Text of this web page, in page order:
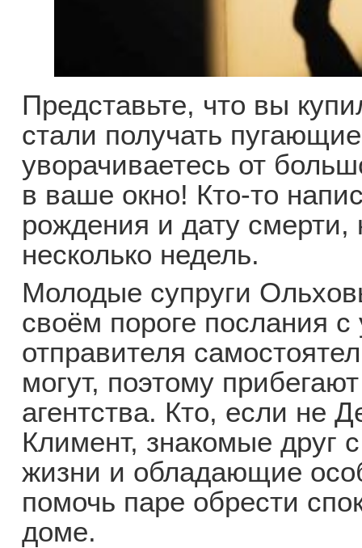
Представьте, что вы
стали получать
уворачиваетесь от
в ваше окно! Кто-то
рождения и дату смерти,
несколько недель.
Молодые супруги
своём пороге послания
отправителя
могут, поэтому
агентства. Кто, если не
Климент, знакомые друг
жизни и обладающие
помочь паре обрести
доме.